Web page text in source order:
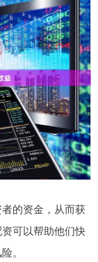
的资金，从而获
可以帮助他们快
。